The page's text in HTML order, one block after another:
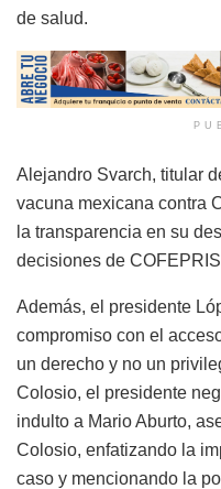
de salud.
Alejandro Svarch, titular
vacuna mexicana contra
la transparencia en su
decisiones de
Además, el presidente
compromiso con el
un derecho y no un
Colosio, el presidente
indulto a Mario Aburto,
Colosio, enfatizando la
caso y mencionando la